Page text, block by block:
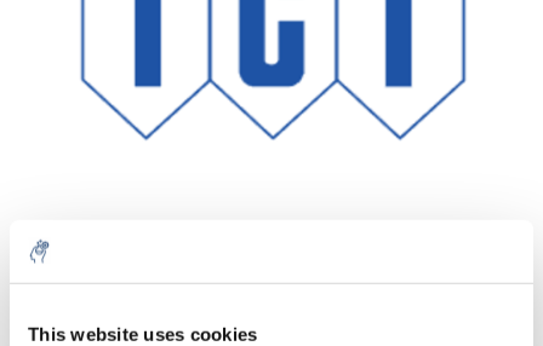
This website uses cookies